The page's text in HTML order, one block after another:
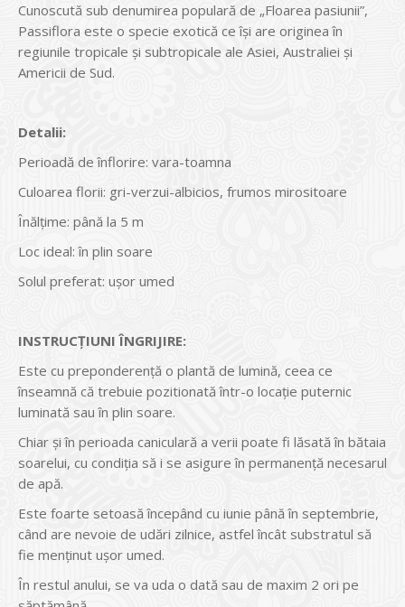
Cunoscută sub denumirea populară de „Floarea pasiunii”,
Passiflora este o specie exotică ce îşi are originea în
regiunile tropicale şi subtropicale ale Asiei, Australiei şi
Americii de Sud.
Detalii:
Perioadă de înflorire: vara-toamna
Culoarea florii: gri-verzui-albicios, frumos mirositoare
Înălțime: până la 5 m
Loc ideal: în plin soare
Solul preferat: uşor umed
INSTRUCŢIUNI ÎNGRIJIRE:
Este cu preponderenţă o plantă de lumină, ceea ce
înseamnă că trebuie pozitionată într-o locaţie puternic
luminată sau în plin soare.
Chiar şi în perioada caniculară a verii poate fi lăsată în bătaia
soarelui, cu condiţia să i se asigure în permanenţă necesarul
de apă.
Este foarte setoasă începând cu iunie până în septembrie,
când are nevoie de udări zilnice, astfel încât substratul să
fie menţinut uşor umed.
În restul anului, se va uda o dată sau de maxim 2 ori pe